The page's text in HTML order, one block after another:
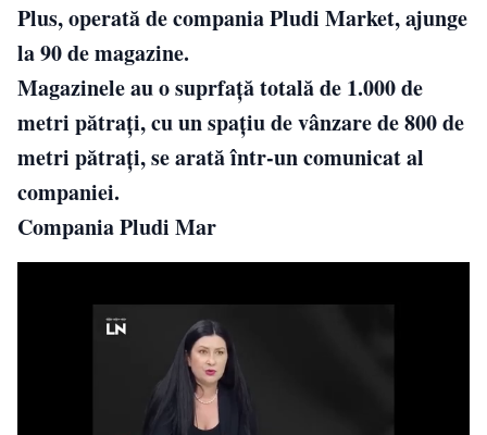
Plus, operată de compania Pludi Market, ajunge
la 90 de magazine.
Magazinele au o suprfaţă totală de 1.000 de
metri pătraţi, cu un spaţiu de vânzare de 800 de
metri pătraţi, se arată într-un comunicat al
companiei.
Compania Pludi Mar